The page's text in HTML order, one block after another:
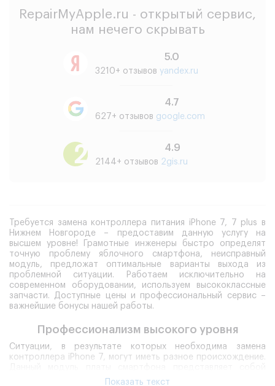
RepairMyApple.ru - открытый сервис,
нам нечего скрывать
5.0
3210+ отзывов yandex.ru
4.7
627+ отзывов google.com
4.9
2144+ отзывов 2gis.ru
Требуется замена контроллера питания iPhone 7, 7 plus в
Нижнем Новгороде – предоставим данную услугу на
высшем уровне! Грамотные инженеры быстро определят
точную проблему яблочного смартфона, неисправный
модуль, предложат оптимальные варианты выхода из
проблемной ситуации. Работаем исключительно на
современном оборудовании, используем высококлассные
запчасти. Доступные цены и профессиональный сервис –
важнейшие бонусы нашей работы.
Профессионализм высокого уровня
Ситуации, в результате которых необходима замена
контроллера iPhone 7, могут иметь разное происхождение.
комплекс микросхем, отвечает за пополнение и корректное
Показать текст